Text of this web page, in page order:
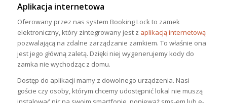
Aplikacja internetowa
Oferowany przez nas system Booking Lock to zamek
elektroniczny, który zintegrowany jest z aplikacją internetową
pozwalającą na zdalne zarządzanie zamkiem. To właśnie ona
jest jego główną zaletą. Dzięki niej wygenerujemy kody do
zamka nie wychodząc z domu.
Dostęp do aplikacji mamy z dowolnego urządzenia. Nasi
goście czy osoby, którym chcemy udostępnić lokal nie muszą